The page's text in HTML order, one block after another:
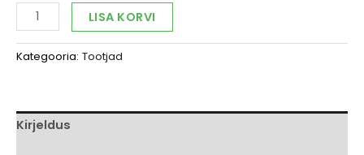
Väike
vaibapunumise
raam
kogus
LISA KORVI
Alternative:
Kategooria: Tootjad
Kirjeldus